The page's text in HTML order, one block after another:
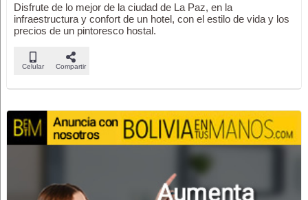
Disfrute de lo mejor de la ciudad de La Paz, en la
infraestructura y confort de un hotel, con el estilo de vida y los
precios de un pintoresco hostal.
Celular Compartir